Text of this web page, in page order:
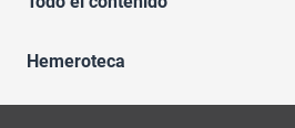
Hemeroteca